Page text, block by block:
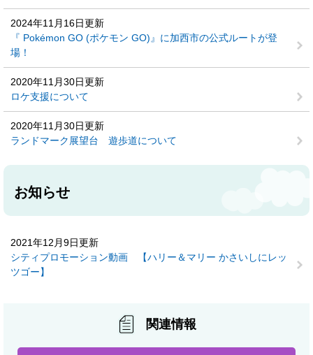
2024年11月16日更新
『 Pokémon GO (ポケモン GO)』に加西市の公式ルートが登
場！
2020年11月30日更新
ロケ支援について
2020年11月30日更新
ランドマーク展望台 遊歩道について
お知らせ
2021年12月9日更新
シティプロモーション動画 【ハリー＆マリー かさいしにレッ
ツゴー】
関連情報